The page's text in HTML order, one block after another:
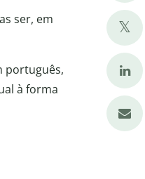
ser, em
português,
à forma